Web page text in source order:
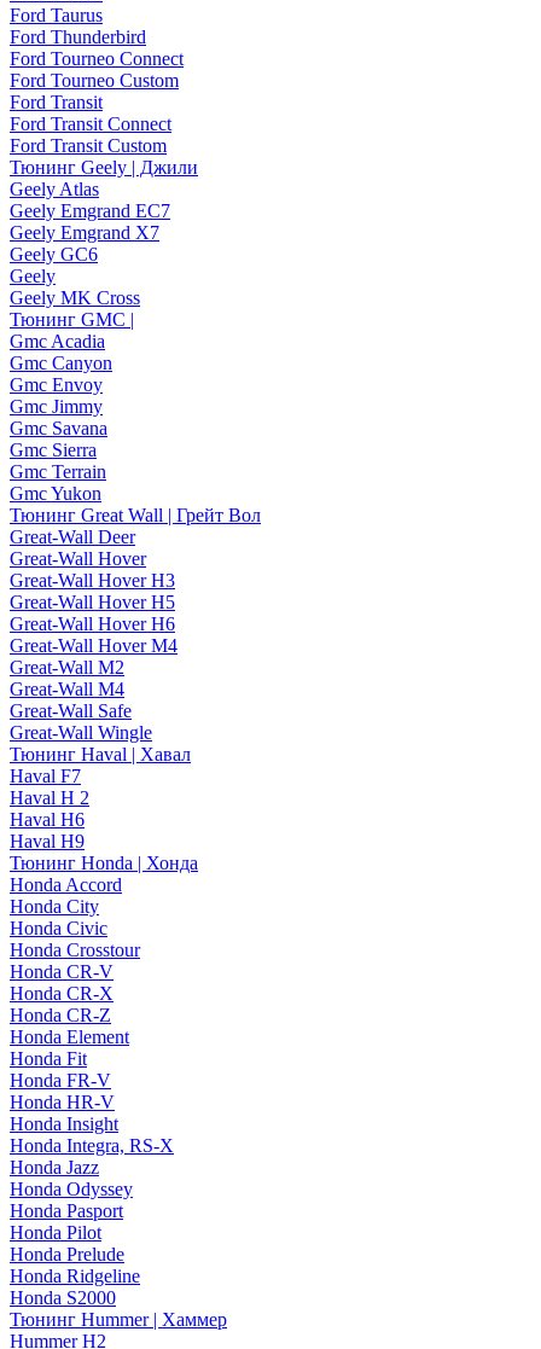
Ford Taurus
Ford Thunderbird
Ford Tourneo Connect
Ford Tourneo Custom
Ford Transit
Ford Transit Connect
Ford Transit Custom
Тюнинг Geely | Джили
Geely Atlas
Geely Emgrand EC7
Geely Emgrand X7
Geely GC6
Geely
Geely MK Cross
Тюнинг GMC |
Gmc Acadia
Gmc Canyon
Gmc Envoy
Gmc Jimmy
Gmc Savana
Gmc Sierra
Gmc Terrain
Gmc Yukon
Тюнинг Great Wall | Грейт Вол
Great-Wall Deer
Great-Wall Hover
Great-Wall Hover H3
Great-Wall Hover H5
Great-Wall Hover H6
Great-Wall Hover M4
Great-Wall M2
Great-Wall M4
Great-Wall Safe
Great-Wall Wingle
Тюнинг Haval | Хавал
Haval F7
Haval H 2
Haval H6
Haval H9
Тюнинг Honda | Хонда
Honda Accord
Honda City
Honda Civic
Honda Crosstour
Honda CR-V
Honda CR-X
Honda CR-Z
Honda Element
Honda Fit
Honda FR-V
Honda HR-V
Honda Insight
Honda Integra, RS-X
Honda Jazz
Honda Odyssey
Honda Pasport
Honda Pilot
Honda Prelude
Honda Ridgeline
Honda S2000
Тюнинг Hummer | Хаммер
Hummer H2